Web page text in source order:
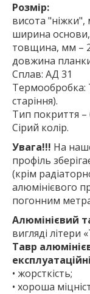
Розмір:
висота "ніжки",
ширина
товщина, мм –
довжина
Сплав: АД 31
Термообробка:
старіння).
Тип покриття –
Сірий колір.
Увага!!! На
профіль
(крім
алюмінієвого
погонним
Алюмінієвий
вигляді літери
Тавр
• жорсткість;
• хороша